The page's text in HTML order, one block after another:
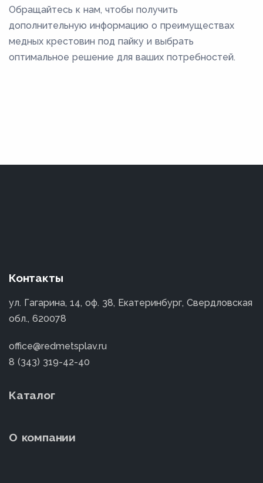
Обращайтесь к нам, чтобы получить
дополнительную информацию о преимуществах
медных крестовин под пайку и выбрать
оптимальное решение для ваших потребностей.
Контакты
ул. Гагарина, 14, оф. 38, Екатеринбург, Свердловская
обл., 620078
office@redmetsplav.ru
8 (343) 319-42-40
Каталог
О компании